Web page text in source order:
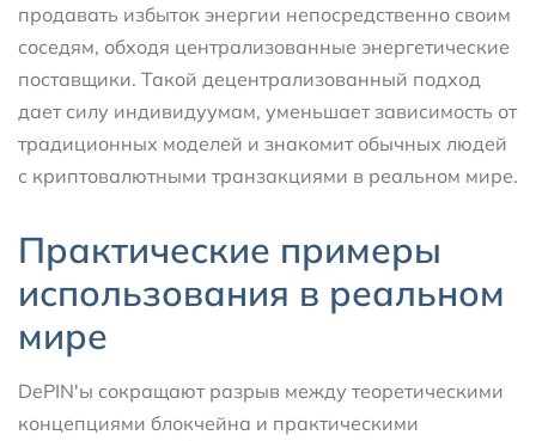
продавать избыток энергии непосредственно своим
соседям, обходя централизованные энергетические
поставщики. Такой децентрализованный подход
дает силу индивидуумам, уменьшает зависимость от
традиционных моделей и знакомит обычных людей
с криптовалютными транзакциями в реальном мире.
Практические примеры
использования в реальном
мире
DePIN'ы сокращают разрыв между теоретическими
концепциями блокчейна и практическими